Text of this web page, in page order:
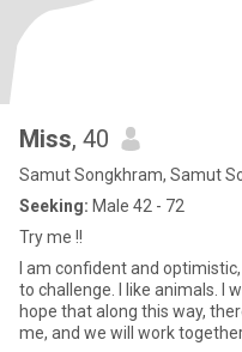
Miss, 40
Samut Songkhram, Samut
Seeking: Male 42 - 72
Try me !!
I am confident and
to challenge. I like animals. I
hope that along this way,
me, and we will work